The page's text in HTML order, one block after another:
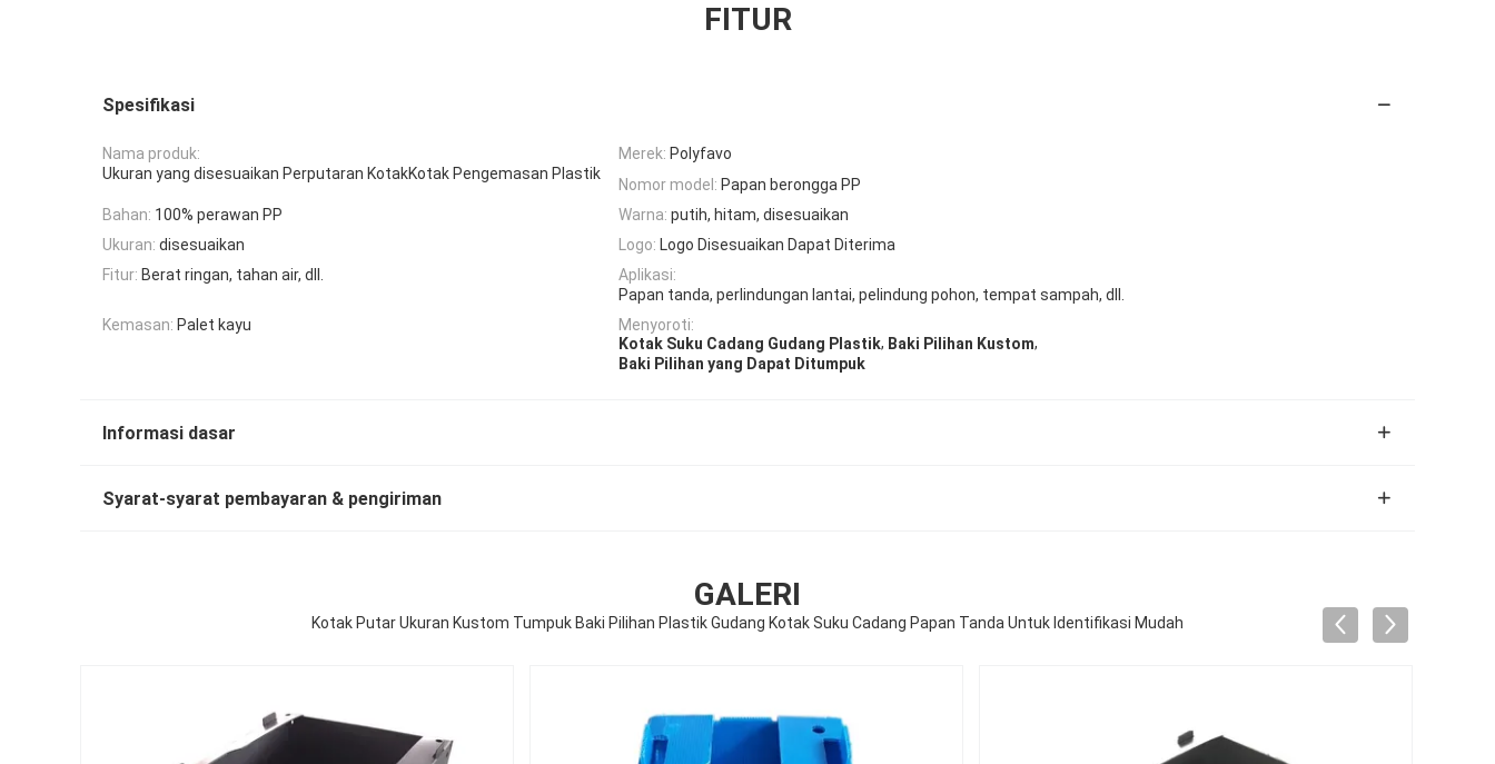
FITUR
Spesifikasi
Nama produk:
Ukuran yang disesuaikan Perputaran KotakKotak Pengemasan Plastik
Merek: Polyfavo
Nomor model: Papan berongga PP
Bahan: 100% perawan PP Warna: putih, hitam, disesuaikan
Ukuran: disesuaikan Logo: Logo Disesuaikan Dapat Diterima
Fitur: Berat ringan, tahan air, dll.
Aplikasi:
Papan tanda, perlindungan lantai, pelindung pohon, tempat sampah, dll.
Kemasan: Palet kayu
Menyoroti:
Kotak Suku Cadang Gudang Plastik, Baki Pilihan Kustom,
Baki Pilihan yang Dapat Ditumpuk
Informasi dasar
Syarat-syarat pembayaran & pengiriman
GALERI
Kotak Putar Ukuran Kustom Tumpuk Baki Pilihan Plastik Gudang Kotak Suku Cadang Papan Tanda Untuk Identifikasi Mudah